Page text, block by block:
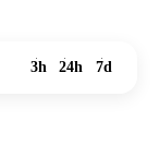
3h 24h 7d